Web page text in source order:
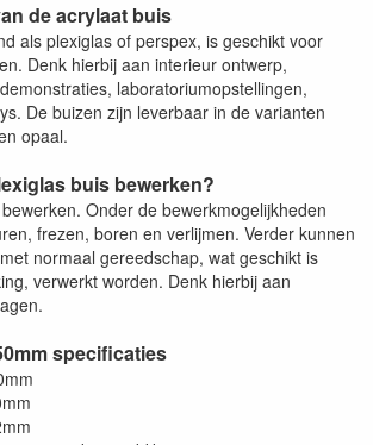
de acrylaat buis
als plexiglas of perspex, is geschikt voor
Denk hierbij aan interieur ontwerp,
laboratoriumopstellingen,
De buizen zijn leverbaar in de varianten
opaal.
buis bewerken?
Onder de bewerkmogelijkheden
frezen, boren en verlijmen. Verder kunnen
normaal gereedschap, wat geschikt is
verwerkt worden. Denk hierbij aan
specificaties